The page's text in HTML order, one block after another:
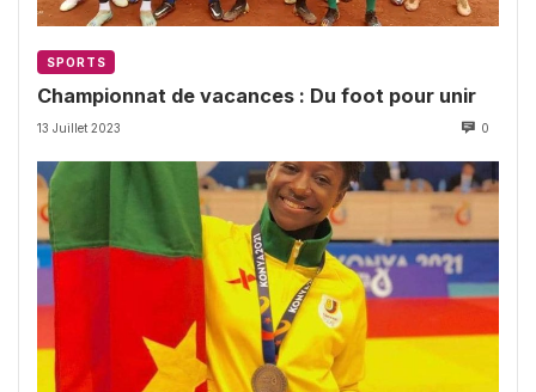
SPORTS
Championnat de vacances : Du foot pour unir
13 Juillet 2023 0